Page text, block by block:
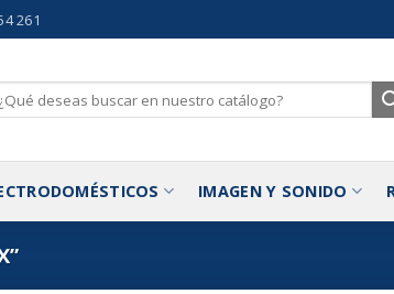
261
IMAGEN Y SONIDO